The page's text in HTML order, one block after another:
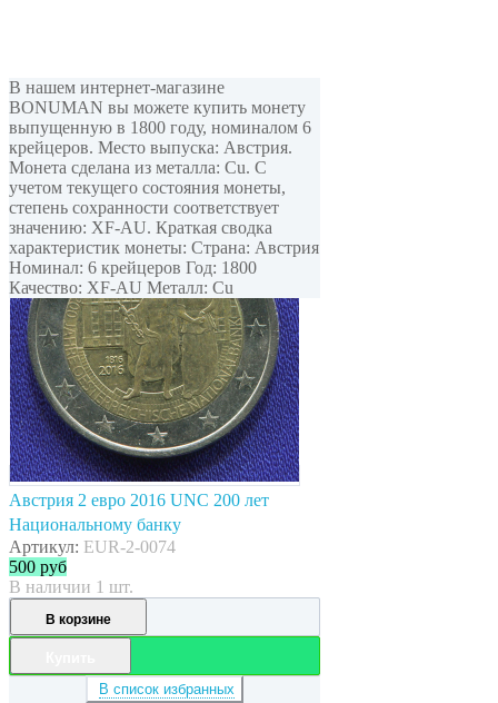
В нашем интернет-магазине
BONUMAN вы можете купить монету
выпущенную в 1800 году, номиналом 6
крейцеров. Место выпуска: Австрия.
Монета сделана из металла: Cu. С
учетом текущего состояния монеты,
степень сохранности соответствует
значению: XF-AU. Краткая сводка
характеристик монеты: Страна: Австрия
Номинал: 6 крейцеров Год: 1800
Качество: XF-AU Металл: Cu
Австрия 2 евро 2016 UNC 200 лет
Национальному банку
Артикул: EUR-2-0074
500 руб
В наличии 1 шт.
В корзине
В список избранных